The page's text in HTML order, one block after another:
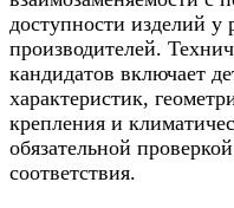
доступности изделий
производителей.
кандидатов включает
характеристик,
крепления и
обязательной
соответствия.